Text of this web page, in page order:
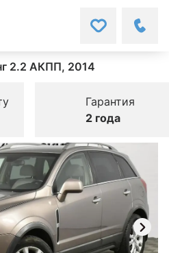
2.2 АКПП, 2014
Гарантия
2 года